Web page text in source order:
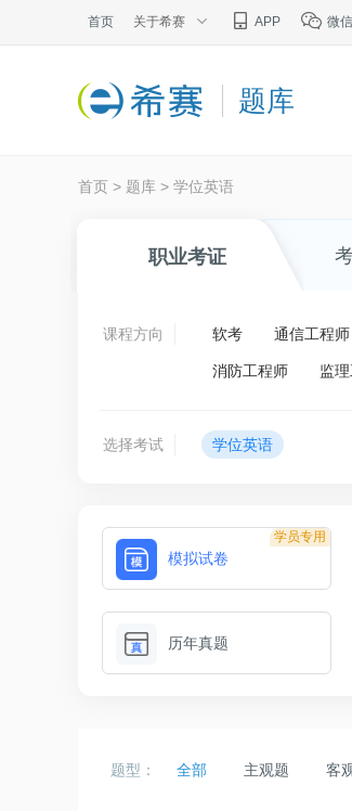
首页 关于希赛 APP 微
题库
首页 > 题库 > 学位英语
职业考证
课程方向 软考 通信工程师
消防工程师 监
选择考试 学位英语
学员专用
模拟试卷
历年真题
题型： 全部 主观题 客